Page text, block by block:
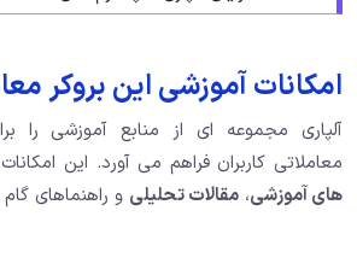
امکانات آموزشی این بروکر
آلپاری مجموعه ای از منابع آموزشی را
معاملاتی کاربران فراهم می آورد. این
های آموزشی، مقالات تحلیلی و راهنماهای